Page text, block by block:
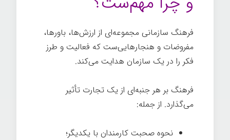
فرهنگ سازمانی مجموعه‌ای از ارزش‌ها، باورها،
مفروضات و هنجارهایی‌ست که فعالیت و طرز
فکر را در یک سازمان هدایت می‌کند.
فرهنگ بر هر جنبه‌ای از یک تجارت تأثیر
می‌گذارد. از جمله:
نحوه صحبت کارمندان با یکدیگر؛